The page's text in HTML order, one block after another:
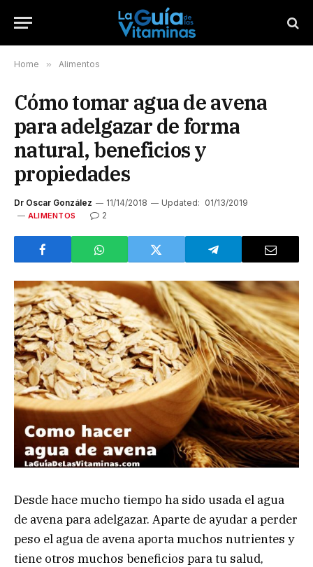
Home » Alimentos
Cómo tomar agua de avena
para adelgazar de forma
natural, beneficios y
propiedades
Dr Oscar González 11/14/2018 Updated: 01/13/2019
ALIMENTOS 2
Desde hace mucho tiempo ha sido usada el agua
de avena para adelgazar. Aparte de ayudar a perder
peso el agua de avena aporta muchos nutrientes y
tiene otros muchos beneficios para tu salud,